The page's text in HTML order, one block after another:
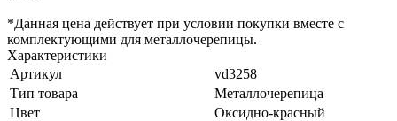
*Данная цена действует при условии покупки вместе с
комплектующими для металлочерепицы.
Характеристики
Артикул
vd3258
Тип товара
Металлочерепица
Цвет
Оксидно-красный